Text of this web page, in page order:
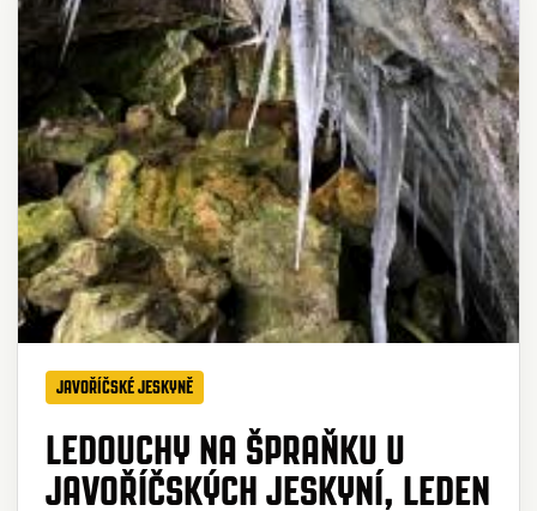
JAVOŘÍČSKÉ JESKYNĚ
LEDOUCHY NA ŠPRAŇKU U
JAVOŘÍČSKÝCH JESKYNÍ, LEDEN